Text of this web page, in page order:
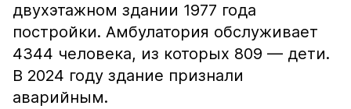
двухэтажном здании 1977 года
постройки. Амбулатория обслуживает
4344 человека, из которых 809 — дети.
В 2024 году здание признали
аварийным.